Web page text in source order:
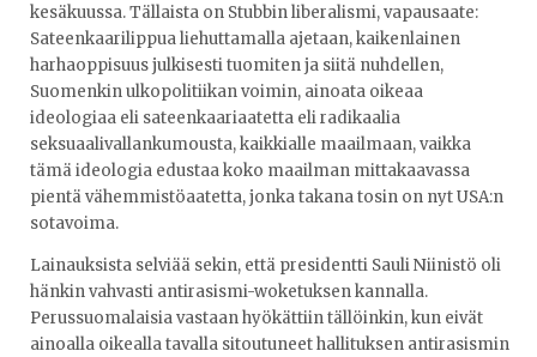
kesäkuussa. Tällaista on Stubbin liberalismi, vapausaate:
Sateenkaarilippua liehuttamalla ajetaan, kaikenlainen
harhaoppisuus julkisesti tuomiten ja siitä nuhdellen,
Suomenkin ulkopolitiikan voimin, ainoata oikeaa
ideologiaa eli sateenkaariaatetta eli radikaalia
seksuaalivallankumousta, kaikkialle maailmaan, vaikka
tämä ideologia edustaa koko maailman mittakaavassa
pientä vähemmistöaatetta, jonka takana tosin on nyt USA:n
sotavoima.
Lainauksista selviää sekin, että presidentti Sauli Niinistö oli
hänkin vahvasti antirasismi-woketuksen kannalla.
Perussuomalaisia vastaan hyökättiin tällöinkin, kun eivät
ainoalla oikealla tavalla sitoutuneet hallituksen antirasismin